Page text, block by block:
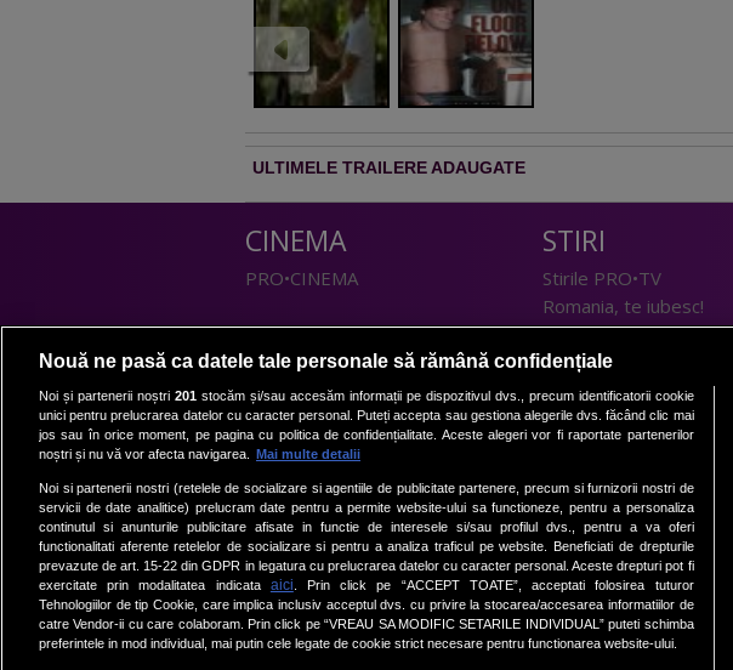
ULTIMELE TRAILERE ADAUGATE
CINEMA
PRO•CINEMA
DIVERTISMENT
PRO•TV
Romanii au talent
Vocea Romaniei
Las Fierbinti
La Maruta
Apropo TV
STIRI
Stirile PRO•TV
Romania, te iubesc!
TEHNOLOGIE
I Like IT
SPORT
Sport.ro
PRO•ARENA
Nouă ne pasă ca datele tale personale să rămână confidențiale
Noi și partenerii noștri 201stocăm și/sau accesăm informații pe dispozitivul dvs., precum identificatorii cookie
unici pentru prelucrarea datelor cu caracter personal. Puteți accepta sau gestiona alegerile dvs. făcând clic mai
jos sau în orice moment, pe pagina cu politica de confidențialitate. Aceste alegeri vor fi raportate partenerilor
noștri și nu vă vor afecta navigarea.
Mai multe detalii
Noi si partenerii nostri (retelele de socializare si agentiile de publicitate partenere, precum si furnizorii nostri de
servicii de date analitice) prelucram date pentru a permite website-ului sa functioneze, pentru a personaliza
continutul si anunturile publicitare afisate in functie de interesele si/sau profilul dvs., pentru a va oferi
functionalitati aferente retelelor de socializare si pentru a analiza traficul pe website. Beneficiati de drepturile
prevazute de art. 15-22 din GDPR in legatura cu prelucrarea datelor cu caracter personal. Aceste drepturi pot fi
exercitate prin modalitatea indicata aici . Prin click pe “ACCEPT TOATE”, acceptati folosirea tuturor
Tehnologiilor de tip Cookie, care implica inclusiv acceptul dvs. cu privire la stocarea/accesarea informatiilor de
catre Vendor-ii cu care colaboram. Prin click pe “VREAU SA MODIFIC SETARILE INDIVIDUAL” puteti schimba
preferintele in mod individual, mai putin cele legate de cookie strict necesare pentru functionarea website-ului.